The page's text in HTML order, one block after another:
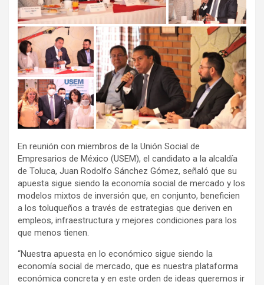
En reunión con miembros de la Unión Social de
Empresarios de México (USEM), el candidato a la alcaldía
de Toluca, Juan Rodolfo Sánchez Gómez, señaló que su
apuesta sigue siendo la economía social de mercado y los
modelos mixtos de inversión que, en conjunto, beneficien
a los toluqueños a través de estrategias que deriven en
empleos, infraestructura y mejores condiciones para los
que menos tienen.
“Nuestra apuesta en lo económico sigue siendo la
economía social de mercado, que es nuestra plataforma
económica concreta y en este orden de ideas queremos ir